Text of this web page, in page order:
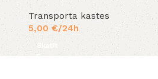
Transporta kastes
5,00 €/24h